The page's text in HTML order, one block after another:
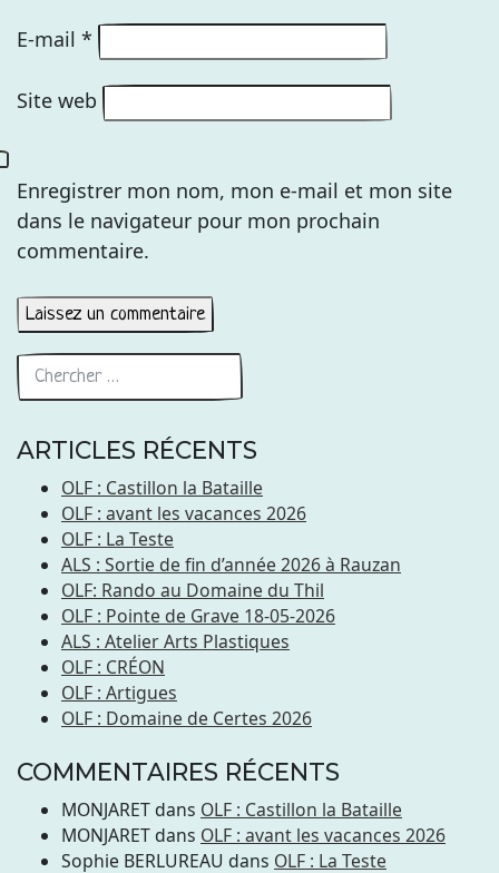
E-mail *
Site web
Enregistrer mon nom, mon e-mail et mon site
dans le navigateur pour mon prochain
commentaire.
ARTICLES RÉCENTS
OLF : Castillon la Bataille
OLF : avant les vacances 2026
OLF : La Teste
ALS : Sortie de fin d’année 2026 à Rauzan
OLF: Rando au Domaine du Thil
OLF : Pointe de Grave 18-05-2026
ALS : Atelier Arts Plastiques
OLF : CRÉON
OLF : Artigues
OLF : Domaine de Certes 2026
COMMENTAIRES RÉCENTS
MONJARETdans OLF : Castillon la Bataille
MONJARETdans OLF : avant les vacances 2026
Sophie BERLUREAU dans OLF : La Teste